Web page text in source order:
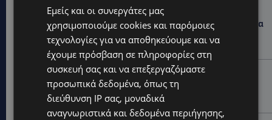
UPDATES
ΛΕΩΦΟΡΟΣ ΤΣΕΡΙΟΥ: Άνοιξε ο δρόμος, αλλά άρχισαν τα
παράπονα των πολιτών – «Έγινε σωστά ο
σχεδιασμός;»
VIBE NEWS
Νέος Γενικός Διευθυντής του Hilton Nicosia ο Ilio
Rodoni
Εμείς και οι συνεργάτες μας
χρησιμοποιούμε cookies και παρόμοιες
τεχνολογίες για να αποθηκεύουμε και να
έχουμε πρόσβαση σε πληροφορίες στη
συσκευή σας και να επεξεργαζόμαστε
προσωπικά δεδομένα, όπως τη
διεύθυνση IP σας, μοναδικά
αναγνωριστικά και δεδομένα περιήγησης,